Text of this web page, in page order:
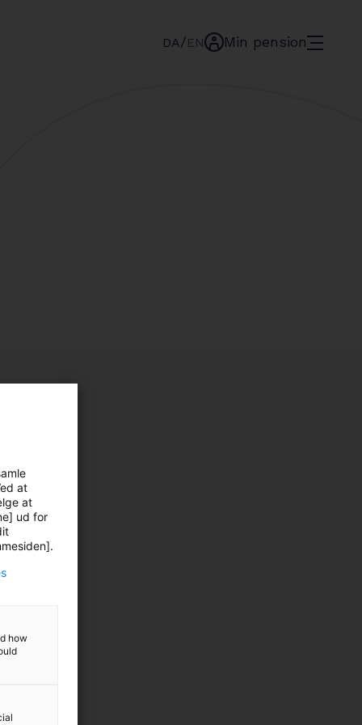
DA/ENmin-Min pensionmenu
at
at
ud for
how